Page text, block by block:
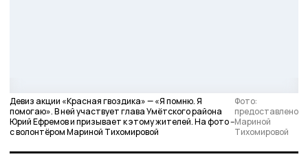
Девиз акции «Красная гвоздика» — «Я помню. Я
помогаю». В ней участвует глава Умётского района
Юрий Ефремов и призывает к этому жителей. На фото --
с волонтёром Мариной Тихомировой
Фото:
предоставлено
Мариной
Тихомировой